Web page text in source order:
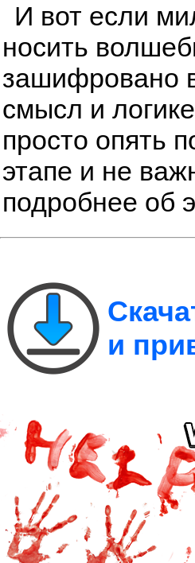
И вот если
носить
зашифровано
смысл и
просто опять
этапе и не
подробнее об
и